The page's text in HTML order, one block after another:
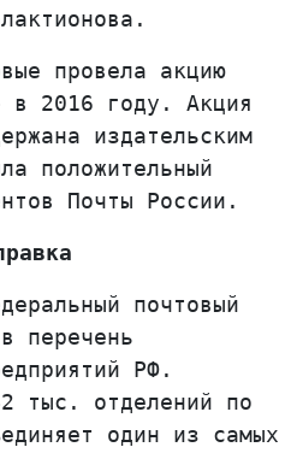
провела акцию
в 2016 году. Акция
издательским
положительный
Почты России.
почтовый
перечень
РФ.
тыс. отделений по
один из самых